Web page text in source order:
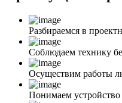
Разбираемся в
Соблюдаем технику
Осуществим работы
Понимаем